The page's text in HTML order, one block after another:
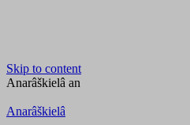
Skip to content
Anarâškielâ an
Anarâškielâ